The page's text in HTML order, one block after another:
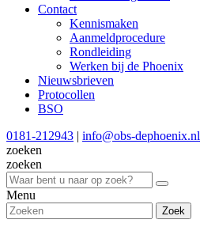
Contact
Kennismaken
Aanmeldprocedure
Rondleiding
Werken bij de Phoenix
Nieuwsbrieven
Protocollen
BSO
0181-212943 | info@obs-dephoenix.nl
zoeken
zoeken
Menu
Zoek